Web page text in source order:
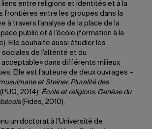
entre religions et identités et à la
frontières entre les groupes dans la
à travers l’analyse de la place de la
public et à l’école (formation à la
Elle souhaite aussi étudier les
de l’altérité et du
dans différents milieux
Elle est l’auteure de deux ouvrages –
et Steiner. Pluralité des
2014); École et religions. Genèse du
(Fides, 2010).
un doctorat à l’Université de